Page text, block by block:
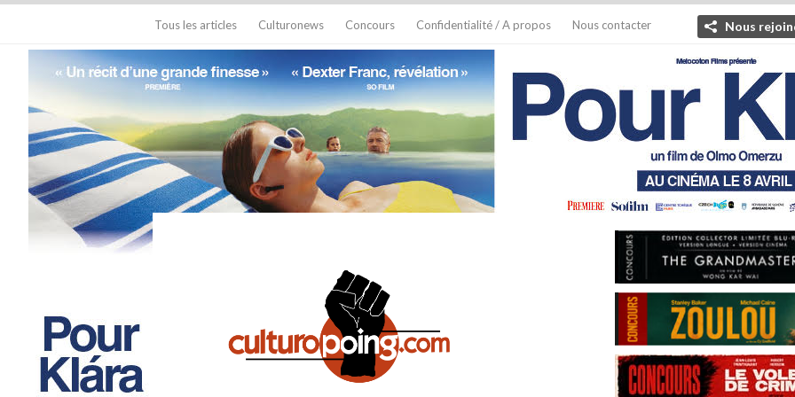
Tous les articles Culturonews Concours Confidentialité / A propos Nous contacter Nous